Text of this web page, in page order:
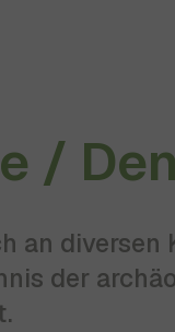
/
an
der